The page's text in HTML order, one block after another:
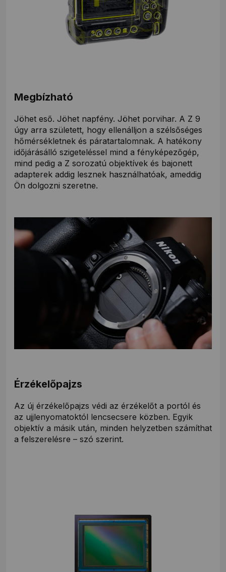
Megbízható
Jöhet eső. Jöhet napfény. Jöhet porvihar. A Z 9
úgy arra született, hogy ellenálljon a szélsőséges
hőmérsékletnek és páratartalomnak. A hatékony
időjárásálló szigeteléssel mind a fényképezőgép,
mind pedig a Z sorozatú objektívek és bajonett
adapterek addig lesznek használhatóak, ameddig
Ön dolgozni szeretne.
Érzékelőpajzs
Az új érzékelőpajzs védi az érzékelőt a portól és
az ujjlenyomatoktól lencsecsere közben. Egyik
objektív a másik után, minden helyzetben számíthat
a felszerelésre – szó szerint.